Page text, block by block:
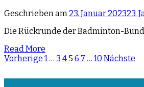
Geschrieben am 23. Januar 202323.
Die Rückrunde der Badminton-
Read More
Beitragsnavigation
Vorherige 1… 3 4 5 6 7 … 10 Nächste